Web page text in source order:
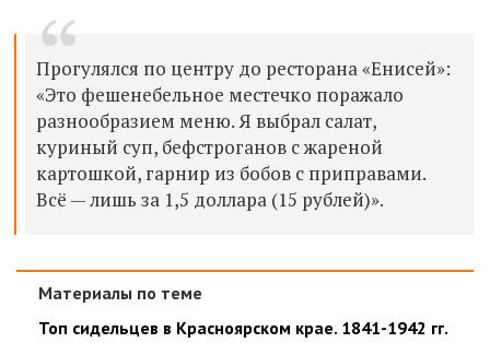
Прогулялся по центру до ресторана «Енисей»:
«Это фешенебельное местечко поражало
разнообразием меню. Я выбрал салат,
куриный суп, бефстроганов с жареной
картошкой, гарнир из бобов с приправами.
Всё — лишь за 1,5 доллара (15 рублей)».
Материалы по теме
Топ сидельцев в Красноярском крае. 1841-1942 гг.